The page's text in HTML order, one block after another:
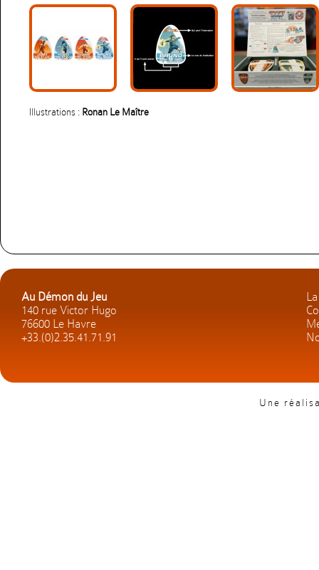
Illustrations : Ronan Le Maître
Au Démon du Jeu
140 rue Victor Hugo
76600 Le Havre
+33.(0)2.35.41.71.91
Une